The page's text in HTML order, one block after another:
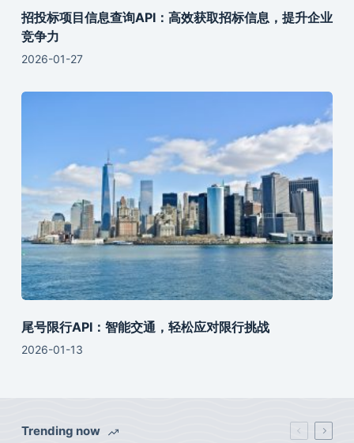
招投标项目信息查询API：高效获取招标信息，提升企业
竞争力
2026-01-27
尾号限行API：智能交通，轻松应对限行挑战
2026-01-13
Trending now